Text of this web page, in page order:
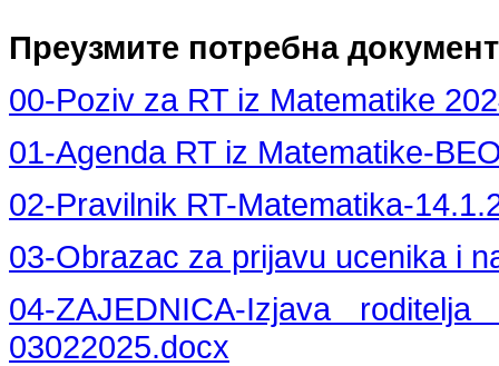
Преузмите потребна
00-Poziv za RT iz Matematike
01-Agenda RT iz Matematike-
02-Pravilnik RT-Matematika-
03-Obrazac za prijavu ucenika i
04-ZAJEDNICA-Izjava
03022025.docx